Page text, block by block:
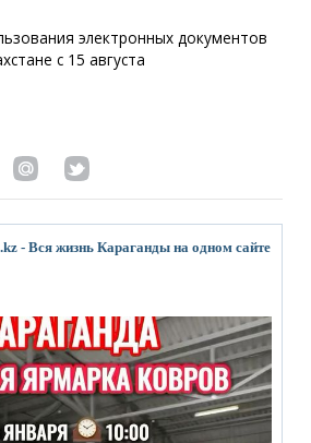
электронных документов
с 15 августа
- Вся жизнь Караганды на одном сайте